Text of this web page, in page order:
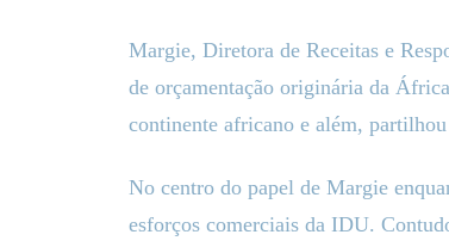
Margie, Diretora de Receitas e
de orçamentação originária da
continente africano e além,
No centro do papel de Margie
esforços comerciais da IDU.